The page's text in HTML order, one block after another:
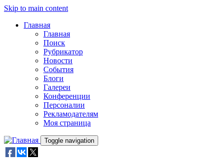
Skip to main content
Главная
Главная
Поиск
Рубрикатор
Новости
События
Блоги
Галереи
Конференции
Персоналии
Рекламодателям
Моя страница
Toggle navigation